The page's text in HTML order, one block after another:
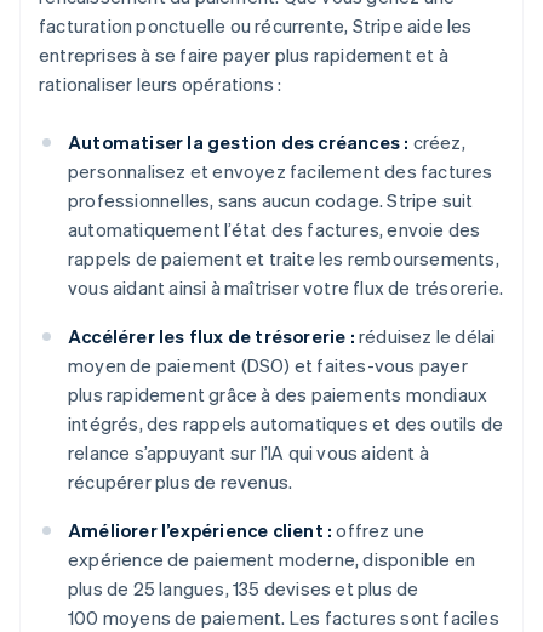
facturation ponctuelle ou récurrente, Stripe aide les
entreprises à se faire payer plus rapidement et à
rationaliser leurs opérations :
Automatiser la gestion des créances : créez,
personnalisez et envoyez facilement des factures
professionnelles, sans aucun codage. Stripe suit
automatiquement l’état des factures, envoie des
rappels de paiement et traite les remboursements,
vous aidant ainsi à maîtriser votre flux de trésorerie.
Accélérer les flux de trésorerie : réduisez le délai
moyen de paiement (DSO) et faites-vous payer
plus rapidement grâce à des paiements mondiaux
intégrés, des rappels automatiques et des outils de
relance s’appuyant sur l’IA qui vous aident à
récupérer plus de revenus.
Améliorer l’expérience client : offrez une
expérience de paiement moderne, disponible en
plus de 25 langues, 135 devises et plus de
100 moyens de paiement. Les factures sont faciles